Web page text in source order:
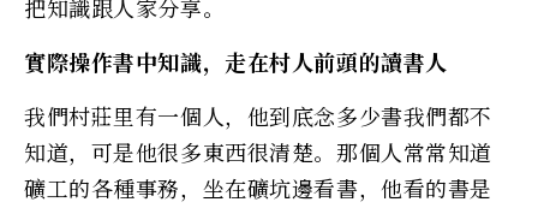
把知識跟人家分享。
實際操作書中知識，走在村人前頭的讀書人
我們村莊里有一個人，他到底念多少書我們都不
知道，可是他很多東西很清楚。那個人常常知道
礦工的各種事務，坐在礦坑邊看書，他看的書是